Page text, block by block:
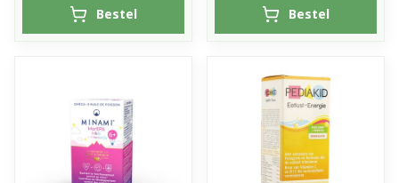
Bestel Bestel